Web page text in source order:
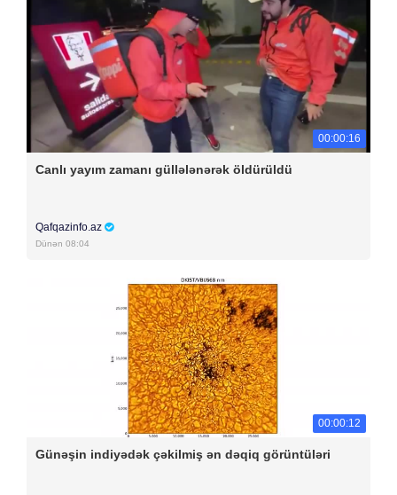
00:00:16
Canlı yayım zamanı güllələnərək öldürüldü
Qafqazinfo.az
Dünən 08:04
00:00:12
Günəşin indiyədək çəkilmiş ən dəqiq görüntüləri